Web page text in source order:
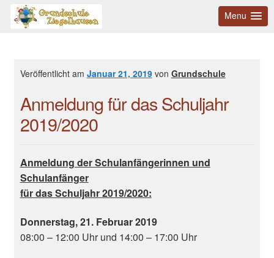
Menu
Veröffentlicht am Januar 21, 2019 von Grundschule
Anmeldung für das Schuljahr
2019/2020
Anmeldung der Schulanfängerinnen und
Schulanfänger
für das Schuljahr 2019/2020:
Donnerstag, 21. Februar 2019
08:00 – 12:00 Uhr und 14:00 – 17:00 Uhr